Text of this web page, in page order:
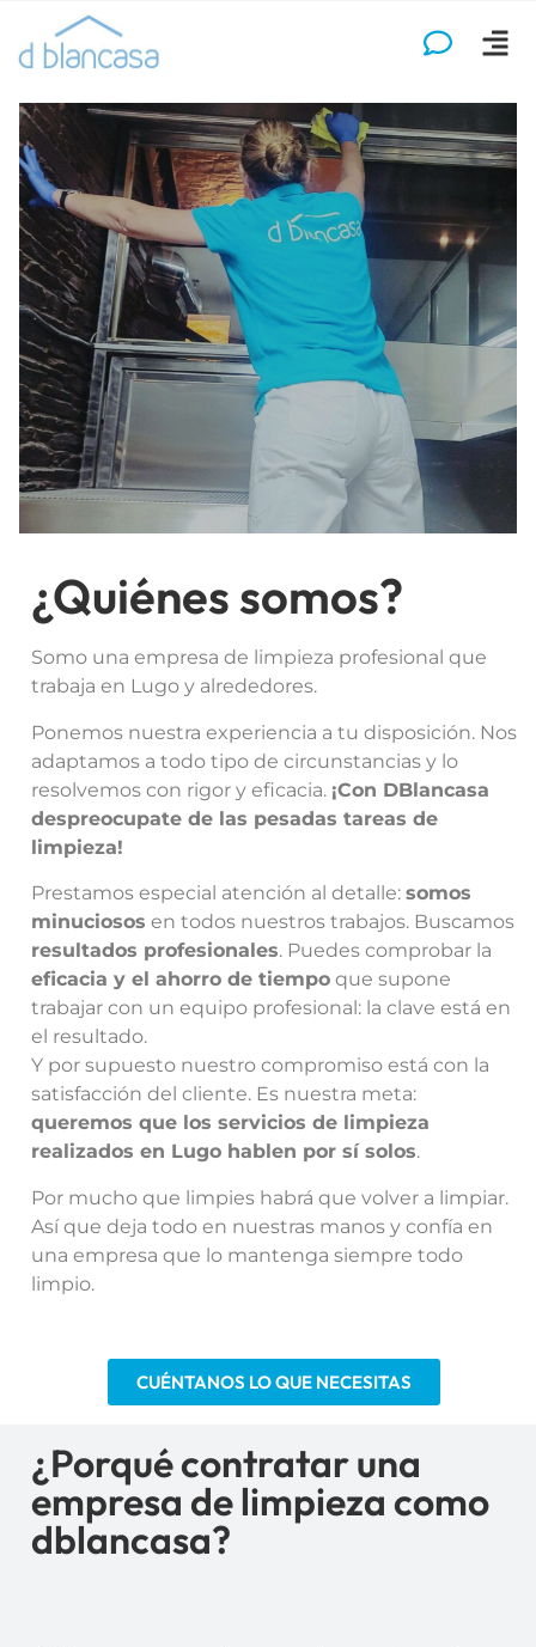
¿Quiénes somos?
Somo una empresa de limpieza profesional que
trabaja en Lugo y alrededores.
Ponemos nuestra experiencia a tu disposición. Nos
adaptamos a todo tipo de circunstancias y lo
resolvemos con rigor y eficacia. ¡Con DBlancasa
despreocupate de las pesadas tareas de
limpieza!
Prestamos especial atención al detalle: somos
minuciosos en todos nuestros trabajos. Buscamos
resultados profesionales. Puedes comprobar la
eficacia y el ahorro de tiempo que supone
trabajar con un equipo profesional: la clave está en
el resultado.
Y por supuesto nuestro compromiso está con la
satisfacción del cliente. Es nuestra meta:
queremos que los servicios de limpieza
realizados en Lugo hablen por sí solos.
Por mucho que limpies habrá que volver a limpiar.
Así que deja todo en nuestras manos y confía en
una empresa que lo mantenga siempre todo
limpio.
CUÉNTANOS LO QUE NECESITAS
¿Porqué contratar una
empresa de limpieza como
dblancasa?